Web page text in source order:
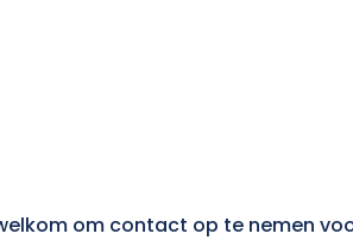
om contact op te nemen